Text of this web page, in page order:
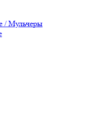
/ Мульчеры